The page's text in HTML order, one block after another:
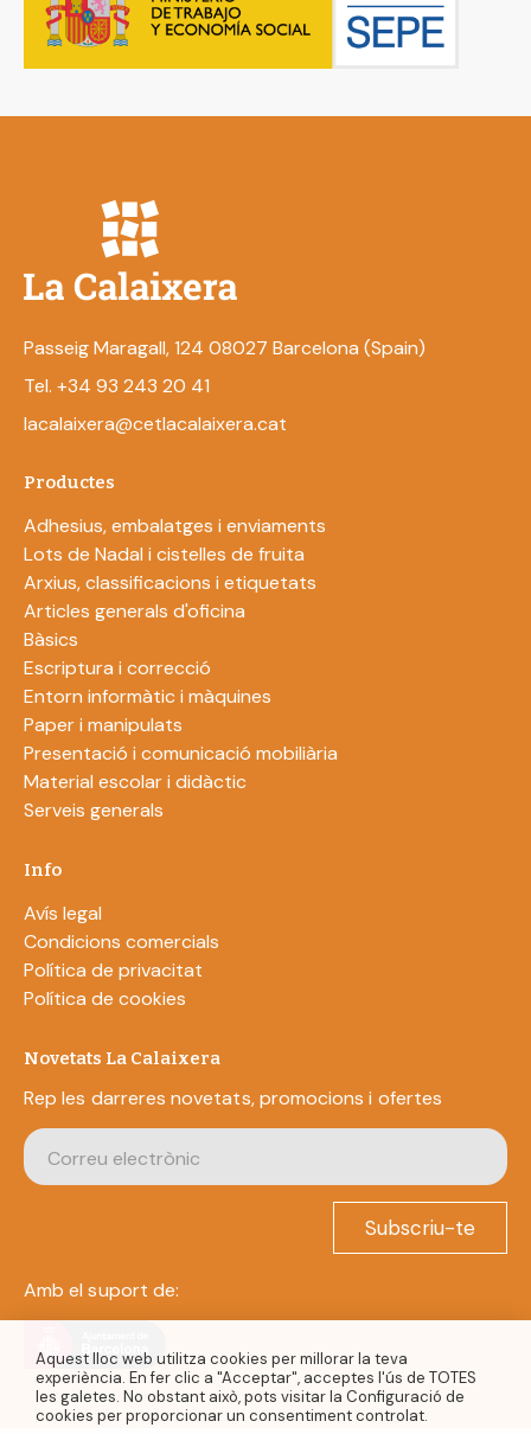
Passeig Maragall, 124 08027 Barcelona (Spain)
Tel. +34 93 243 20 41
lacalaixera@cetlacalaixera.cat
Productes
Adhesius, embalatges i enviaments
Lots de Nadal i cistelles de fruita
Arxius, classificacions i etiquetats
Articles generals d'oficina
Bàsics
Escriptura i correcció
Entorn informàtic i màquines
Paper i manipulats
Presentació i comunicació mobiliària
Material escolar i didàctic
Serveis generals
Info
Avís legal
Condicions comercials
Política de privacitat
Política de cookies
Novetats La Calaixera
Rep les darreres novetats, promocions i ofertes
Subscriu-te
Amb el suport de:
Aquest lloc web utilitza cookies per millorar la teva
experiència. En fer clic a "Acceptar", acceptes l'ús de TOTES
les galetes. No obstant això, pots visitar la Configuració de
cookies per proporcionar un consentiment controlat.